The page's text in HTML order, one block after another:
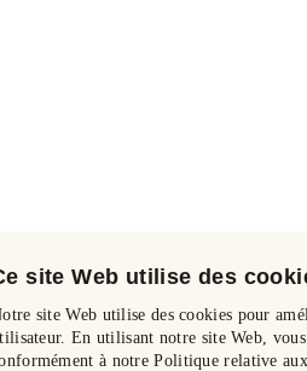
site Web utilise des
site Web utilise des cookies pour
En utilisant notre site Web, vous
à notre Politique relative